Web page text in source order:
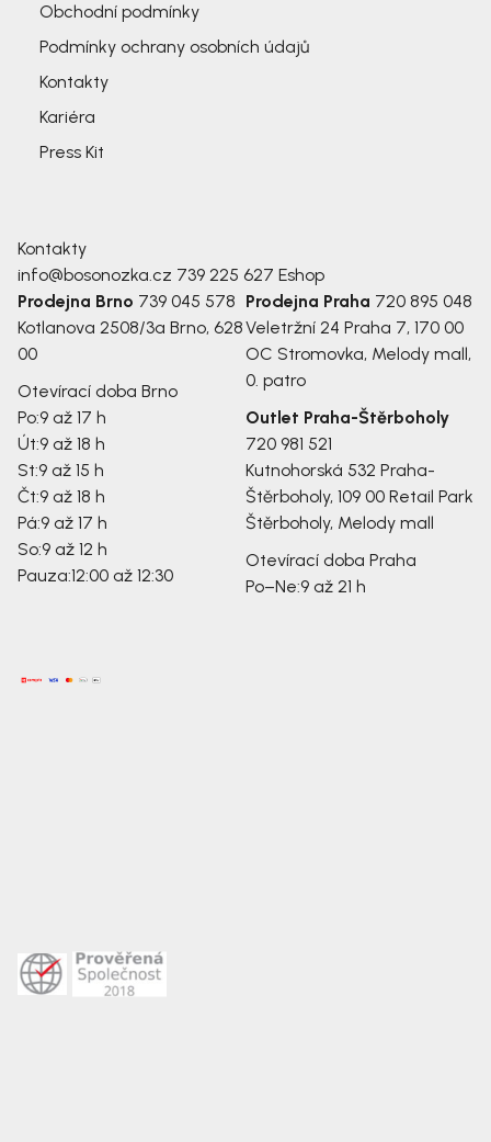
Obchodní podmínky
Podmínky ochrany osobních údajů
Kontakty
Kariéra
Press Kit
Kontakty
info@bosonozka.cz 739 225 627 Eshop
Prodejna Brno 739 045 578
Kotlanova 2508/3a Brno, 628
00
Otevírací doba Brno
Po:9 až 17 h
Út:9 až 18 h
St:9 až 15 h
Čt:9 až 18 h
Pá:9 až 17 h
So:9 až 12 h
Pauza:12:00 až 12:30
Prodejna Praha 720 895 048
Veletržní 24 Praha 7, 170 00
OC Stromovka, Melody mall,
0. patro
Outlet Praha-Štěrboholy
720 981 521
Kutnohorská 532 Praha-
Štěrboholy, 109 00 Retail Park
Štěrboholy, Melody mall
Otevírací doba Praha
Po–Ne:9 až 21 h